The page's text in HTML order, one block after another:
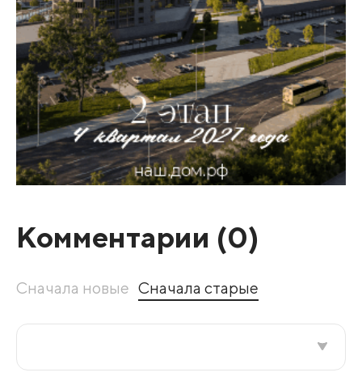
Комментарии (0)
Сначала новые Сначала старые